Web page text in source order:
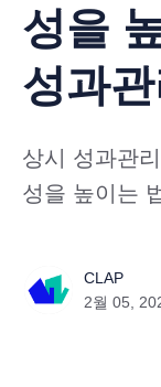
성을
성과
상시 성과관
성을 높이는
CLAP
2월 05,